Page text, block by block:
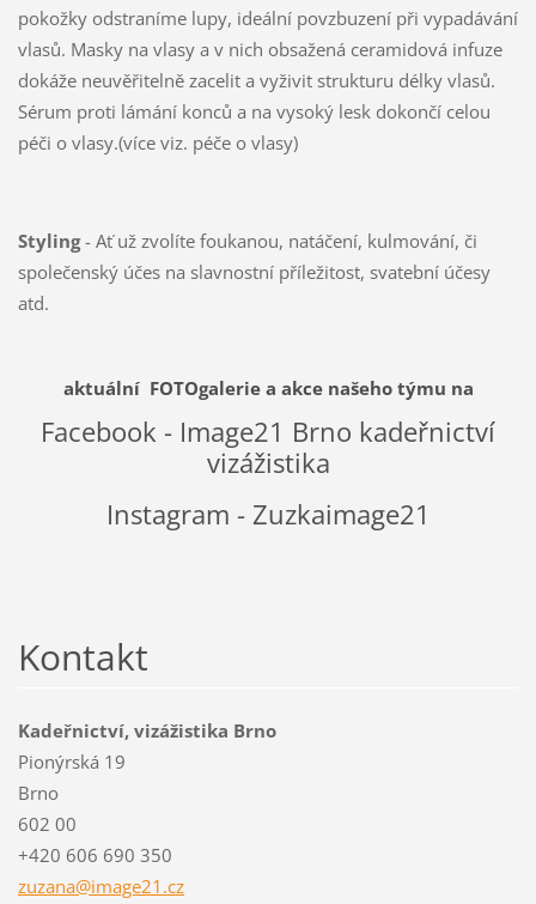
pokožky odstraníme lupy, ideální povzbuzení při vypadávání
vlasů. Masky na vlasy a v nich obsažená ceramidová infuze
dokáže neuvěřitelně zacelit a vyživit strukturu délky vlasů.
Sérum proti lámání konců a na vysoký lesk dokončí celou
péči o vlasy.(více viz. péče o vlasy)
Styling- Ať už zvolíte foukanou, natáčení, kulmování, či
společenský účes na slavnostní příležitost, svatební účesy
atd.
aktuální FOTOgalerie a akce našeho týmu na
Facebook - Image21 Brno kadeřnictví
vizážistika
Instagram - Zuzkaimage21
Kontakt
Kadeřnictví, vizážistika Brno
Pionýrská 19
Brno
602 00
+420 606 690 350
zuzana@image21.cz